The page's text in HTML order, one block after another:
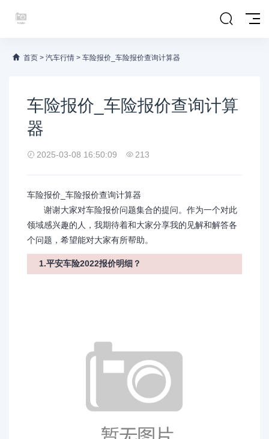
首页 > 汽车行情 > 车险报价_车险报价查询计算器
车险报价_车险报价查询计算
器
2025-03-08 16:50:09 213
车险报价_车险报价查询计算器
谢谢大家对车险报价问题集合的提问。作为一个对此
领域感兴趣的人，我期待着和大家分享我的见解和解答各
个问题，希望能对大家有所帮助。
1.平安车险2022报价明细？